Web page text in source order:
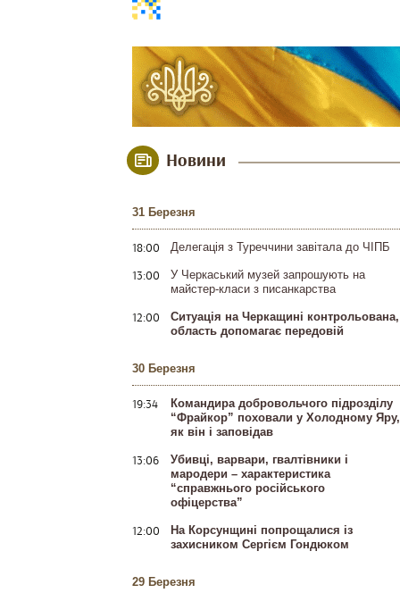
Новини
31 Березня
18:00 Делегація з Туреччини завітала до ЧІПБ
13:00
У Черкаський музей запрошують на
майстер-класи з писанкарства
12:00
Ситуація на Черкащині контрольована,
область допомагає передовій
30 Березня
19:34
Командира добровольчого підрозділу
“Фрайкор” поховали у Холодному Яру,
як він і заповідав
13:06
Убивці, варвари, гвалтівники і
мародери – характеристика
“справжнього російського
офіцерства”
12:00
На Корсунщині попрощалися із
захисником Сергієм Гондюком
29 Березня